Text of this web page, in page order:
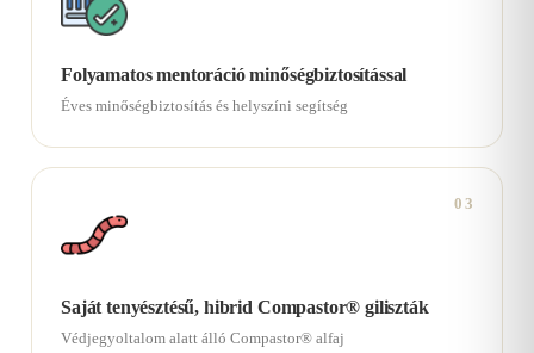
Folyamatos mentoráció minőségbiztosítással
Éves minőségbiztosítás és helyszíni segítség
03
Saját tenyésztésű, hibrid Compastor® giliszták
Védjegyoltalom alatt álló Compastor® alfaj